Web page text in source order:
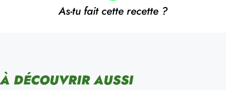
As-tu fait cette recette ?
À DÉCOUVRIR AUSSI